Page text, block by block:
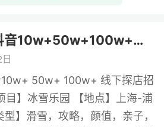
GiGi吉吉:上海抖音10w+50w+100w+线下. ...
50w+ 100w+ 线下探店招
目】冰雪乐园 【地点】上海-浦
】滑雪，攻略，颜值，亲子，